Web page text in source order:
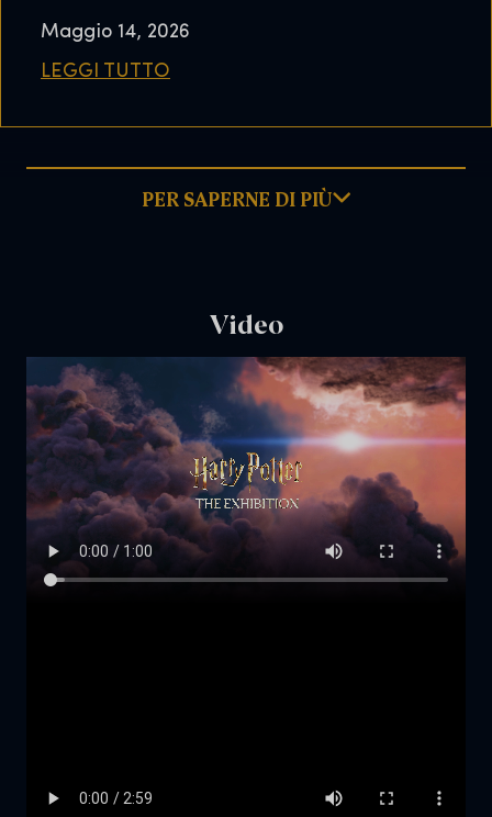
Maggio 14, 2026
LEGGI TUTTO
PER SAPERNE DI PIÙ
Video